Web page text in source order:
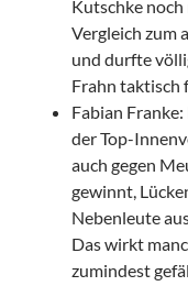
Kutschke
Vergleich zum
und durfte
Frahn taktisch
Fabian
der Top-
auch gegen
gewinnt,
Nebenleute
Das wirkt
zumindest